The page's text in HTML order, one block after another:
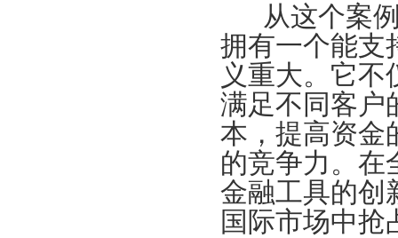
从这个案例
拥有一个能支
义重大。它
满足不同客户
本，提高资金
的竞争力。在
金融工具的创
国际市场中抢